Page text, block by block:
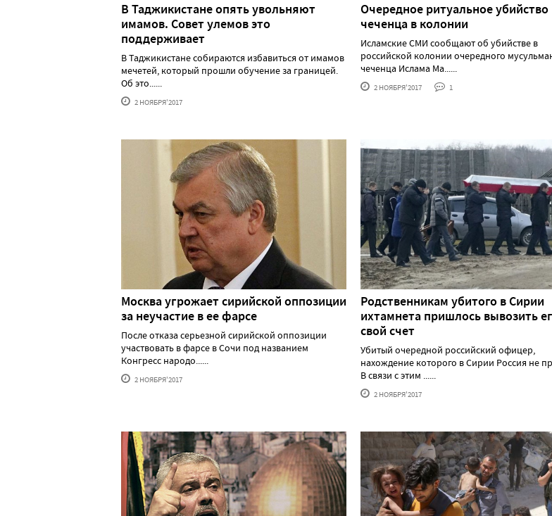
В Таджикистане опять увольняют
имамов. Совет улемов это
поддерживает
В Таджикистане собираются избавиться от имамов
мечетей, который прошли обучение за границей.
Об это......
2 НОЯБРЯ'2017
Очередное ритуальное убийство
чеченца в колонии
Исламские СМИ сообщают об убийстве в
российской колонии очередного
чеченца Ислама Ма......
2 НОЯБРЯ'2017 1
Москва угрожает сирийской оппозиции
за неучастие в ее фарсе
После отказа серьезной сирийской оппозиции
участвовать в фарсе в Сочи под названием
Конгресс народо......
2 НОЯБРЯ'2017
Родственникам убитого в Сирии
ихтамнета пришлось вывозить
свой счет
Убитый очередной российский офицер,
нахождение которого в Сирии Россия не
В связи с этим ......
2 НОЯБРЯ'2017